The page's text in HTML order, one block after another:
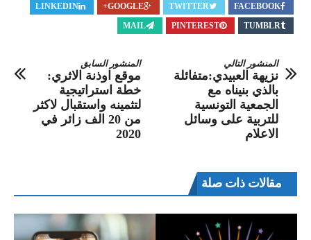
FACEBOOK
TWITTER
GOOGLE+
LINKEDIN
TUMBLR
PINTEREST
MAIL
المنشور السابق
موقع اوذنة الاثري:
خطة استراتيجية
لتثمينه واستقبال لاكثر
من 20 الف زائر في
2020
المنشور التالي
نزيهة العبيدي:متفائلة
بالذي بنيناه مع
الجمعية التونسية
للتربية على وسائل
الاعلام
مقالات ذات صلة